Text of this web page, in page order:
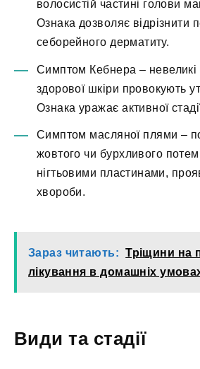
волосистій частині голови
Ознака дозволяє відрізнити
себорейного дерматиту.
Симптом Кебнера –
здорової шкіри провокують
Ознака уражає активної
Симптом масляної плями –
жовтого чи бурхливого
нігтьовими пластинами,
хвороби.
Зараз читають: Тріщини на
лікування в домашніх
Види та стадії